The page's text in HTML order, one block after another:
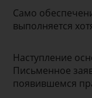
Само
выполняется
Наступление
Письменное
появившемся